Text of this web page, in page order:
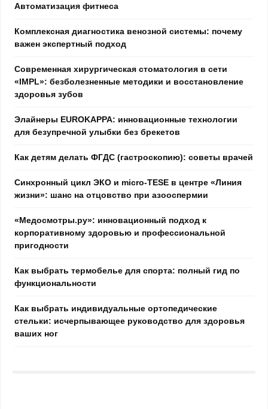
Автоматизация фитнеса
Комплексная диагностика венозной системы: почему
важен экспертный подход
Современная хирургическая стоматология в сети
«IMPL»: безболезненные методики и восстановление
здоровья зубов
Элайнеры EUROKAPPA: инновационные технологии
для безупречной улыбки без брекетов
Как детям делать ФГДС (гастроскопию): советы врачей
Синхронный цикл ЭКО и micro-TESE в центре «Линия
жизни»: шанс на отцовство при азооспермии
«Медосмотры.ру»: инновационный подход к
корпоративному здоровью и профессиональной
пригодности
Как выбрать термобелье для спорта: полный гид по
функциональности
Как выбрать индивидуальные ортопедические
стельки: исчерпывающее руководство для здоровья
ваших ног